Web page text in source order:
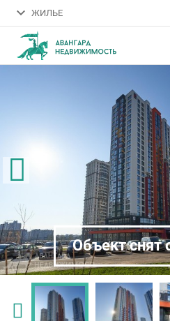
ЖИЛЬЕ
Объект снят